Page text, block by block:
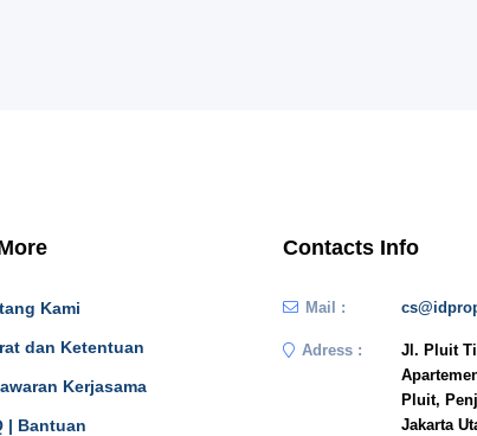
Kami
dan Ketentuan
Kerjasama
| Bantuan
Contacts Info
Mail :
Adress :
Jl. Pluit
Pluit,
Jakarta